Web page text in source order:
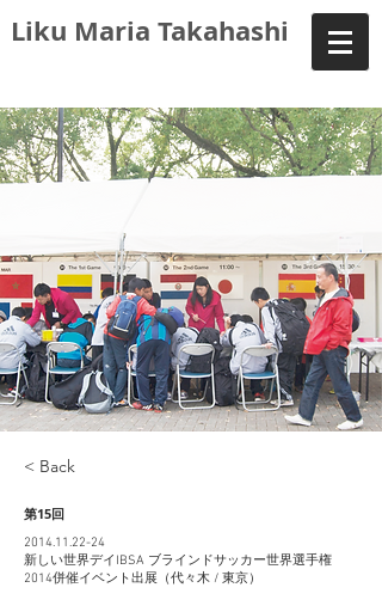
Liku Maria Takahashi
< Back
第15回
2014.11.22-24
新しい世界デイIBSA ブラインドサッカー世界選手権
2014併催イベント出展（代々木 / 東京）